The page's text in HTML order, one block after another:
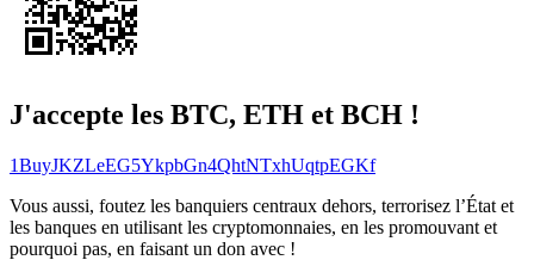
J'accepte les BTC, ETH et BCH !
1BuyJKZLeEG5YkpbGn4QhtNTxhUqtpEGKf
Vous aussi, foutez les banquiers centraux dehors, terrorisez l’État et
les banques en utilisant les cryptomonnaies, en les promouvant et
pourquoi pas, en faisant un don avec !